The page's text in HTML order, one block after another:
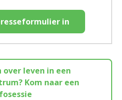
in
leven in een
Kom naar een